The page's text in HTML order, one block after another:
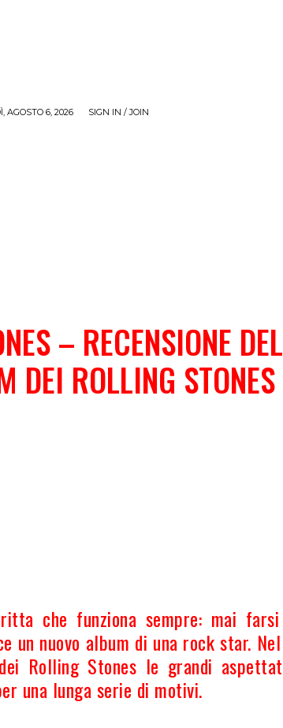
AGOSTO 6, 2026 SIGN IN / JOIN
– RECENSIONE DEL
DEI ROLLING STONES
che funziona sempre: mai
un nuovo album di una rock star.
Rolling Stones le grandi
una lunga serie di motivi.